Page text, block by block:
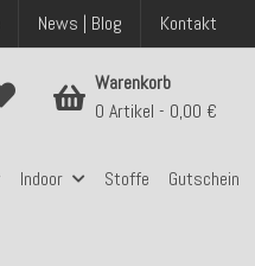
News | Blog Kontakt
Indoor Stoffe Gutschein
Warenkorb
0 Artikel
0,00 €